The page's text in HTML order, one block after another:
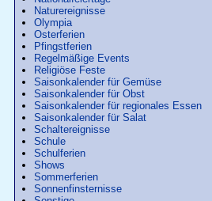
Naturereignisse
Olympia
Osterferien
Pfingstferien
Regelmäßige Events
Religiöse Feste
Saisonkalender für Gemüse
Saisonkalender für Obst
Saisonkalender für regionales Essen
Saisonkalender für Salat
Schaltereignisse
Schule
Schulferien
Shows
Sommerferien
Sonnenfinsternisse